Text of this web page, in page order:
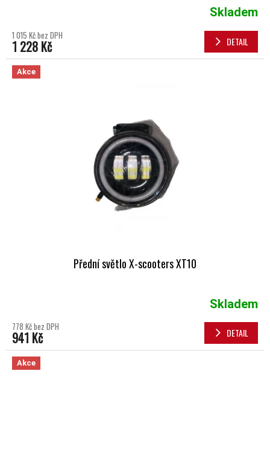
Skladem
1 015 Kč bez DPH
1 228 Kč DETAIL
Akce
Přední světlo X-scooters XT10
Skladem
778 Kč bez DPH
941 Kč DETAIL
Akce